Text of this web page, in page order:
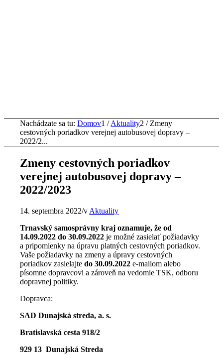
Nachádzate sa tu: Domov1 / Aktuality2 / Zmeny
cestovných poriadkov verejnej autobusovej dopravy –
2022/2...
Zmeny cestovných poriadkov
verejnej autobusovej dopravy –
2022/2023
14. septembra 2022/v Aktuality
Trnavský samosprávny kraj oznamuje, že od
14.09.2022 do 30.09.2022je možné zasielať požiadavky
a pripomienky na úpravu platných cestovných poriadkov.
Vaše požiadavky na zmeny a úpravy cestovných
poriadkov zasielajtedo 30.09.2022e-mailom alebo
písomne dopravcovi a zároveň na vedomie TSK, odboru
dopravnej politiky.
Dopravca:
SAD Dunajská streda, a. s.
Bratislavská cesta 918/2
929 13 Dunajská Streda